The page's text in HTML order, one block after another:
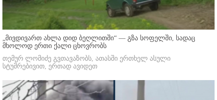
„მივდივართ ახლა დიდ ბეღლითში“ — გზა სოფელში, სადაც
მხოლოდ ერთი ქალი ცხოვრობს
თემურ ლომიძე გვთავაზობს, ათასში ერთხელ ასული
სტუმრებივით, ერთად ავიდეთ